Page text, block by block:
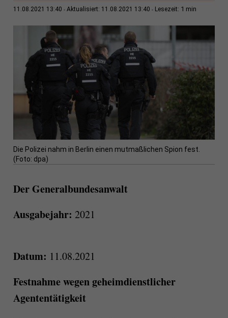
11.08.2021 13:40 Aktualisiert: 11.08.2021 13:40 Lesezeit: 1 min
Die Polizei nahm in Berlin einen mutmaßlichen Spion fest.
(Foto: dpa)
Der Generalbundesanwalt
Ausgabejahr: 2021
Datum: 11.08.2021
Festnahme wegen geheimdienstlicher
Agententätigkeit